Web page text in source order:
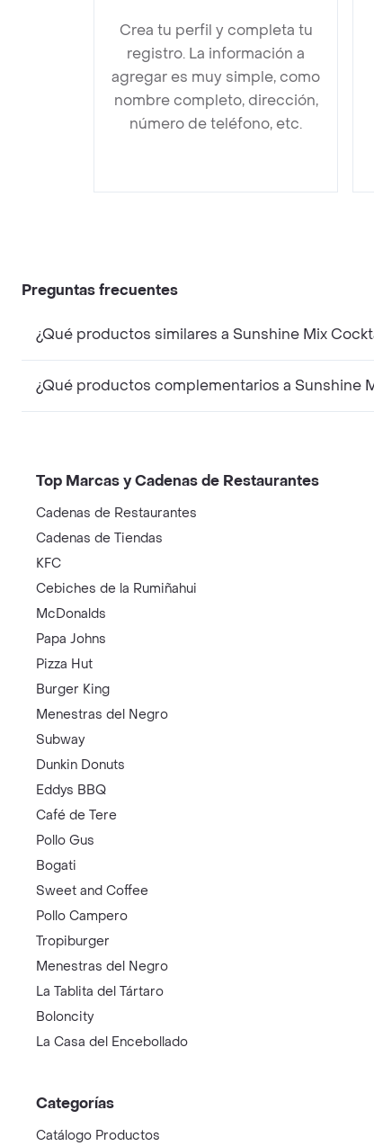
Crea tu perfil y completa tu
registro. La información a
agregar es muy simple, como
nombre completo, dirección,
número de teléfono, etc.
Preguntas frecuentes
Top Marcas y Cadenas de Restaurantes
Cadenas de Restaurantes
Cadenas de Tiendas
KFC
Cebiches de la Rumiñahui
McDonalds
Papa Johns
Pizza Hut
Burger King
Menestras del Negro
Subway
Dunkin Donuts
Eddys BBQ
Café de Tere
Pollo Gus
Bogati
Sweet and Coffee
Pollo Campero
Tropiburger
Menestras del Negro
La Tablita del Tártaro
Boloncity
La Casa del Encebollado
Categorías
Catálogo Productos